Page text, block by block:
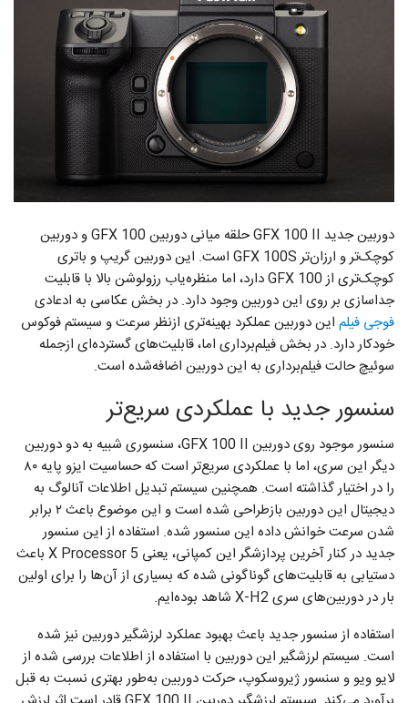
دوربین جدید GFX 100 II حلقه‌ میانی دوربین‌‌ GFX 100 و دوربین‌
کوچک‌تر و ارزان‌تر GFX 100S است. این دوربین گریپ و باتری
کوچک‌تری از GFX 100 دارد، اما منظره‌یاب رزولوشن بالا با قابلیت
جداسازی بر روی این دوربین وجود دارد. در بخش عکاسی به ادعادی
فوجی‌ فیلم این دوربین عملکرد بهینه‌تری ازنظر سرعت و سیستم فوکوس
خودکار دارد. در بخش فیلم‌برداری اما، قابلیت‌های گسترده‌ای ازجمله
سوئیچ حالت فیلم‌برداری به این دوربین اضافه‌شده است.
سنسور جدید با عملکردی سریع‌تر
سنسور موجود روی دوربین GFX 100 II، سنسوری شبیه به دو دوربین
دیگر این سری، اما با عملکردی سریع‌تر است که حساسیت ایزو پایه ۸۰
را در اختیار گذاشته است. همچنین سیستم تبدیل اطلاعات آنالوگ به
دیجیتال این دوربین بازطراحی شده است و این موضوع باعث ۲ برابر
شدن سرعت خوانش داده این سنسور شده. استفاده از این سنسور
جدید در کنار آخرین پردازشگر این کمپانی، یعنی X Processor 5 باعث
دستیابی به قابلیت‌های گوناگونی شده که بسیاری از آن‌ها را برای اولین
بار در دوربین‌های سری X-H2 شاهد بوده‌ایم.
استفاده از سنسور جدید باعث بهبود عملکرد لرزشگیر دوربین نیز شده
است. سیستم لرزشگیر این دوربین با استفاده از اطلاعات بررسی شده از
لایو ویو و سنسور ژیروسکوپ، حرکت دوربین به‌طور بهتری نسبت به قبل